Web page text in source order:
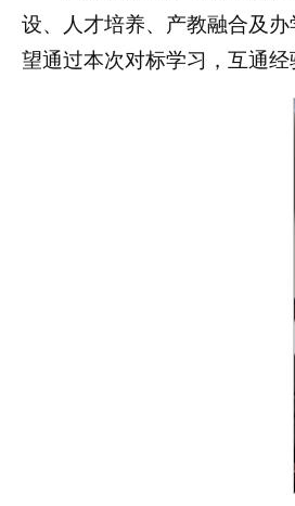
设、人才培养、产教融合及
望通过本次对标学习，互通